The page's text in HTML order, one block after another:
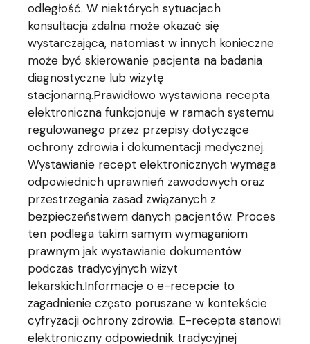
odległość. W niektórych sytuacjach
konsultacja zdalna może okazać się
wystarczająca, natomiast w innych konieczne
może być skierowanie pacjenta na badania
diagnostyczne lub wizytę
stacjonarną.Prawidłowo wystawiona recepta
elektroniczna funkcjonuje w ramach systemu
regulowanego przez przepisy dotyczące
ochrony zdrowia i dokumentacji medycznej.
Wystawianie recept elektronicznych wymaga
odpowiednich uprawnień zawodowych oraz
przestrzegania zasad związanych z
bezpieczeństwem danych pacjentów. Proces
ten podlega takim samym wymaganiom
prawnym jak wystawianie dokumentów
podczas tradycyjnych wizyt
lekarskich.Informacje o e-recepcie to
zagadnienie często poruszane w kontekście
cyfryzacji ochrony zdrowia. E-recepta stanowi
elektroniczny odpowiednik tradycyjnej